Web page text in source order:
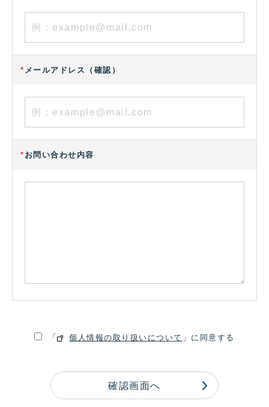
* メールアドレス（確認）
* お問い合わせ内容
「 個人情報の取り扱いについて 」に同意する